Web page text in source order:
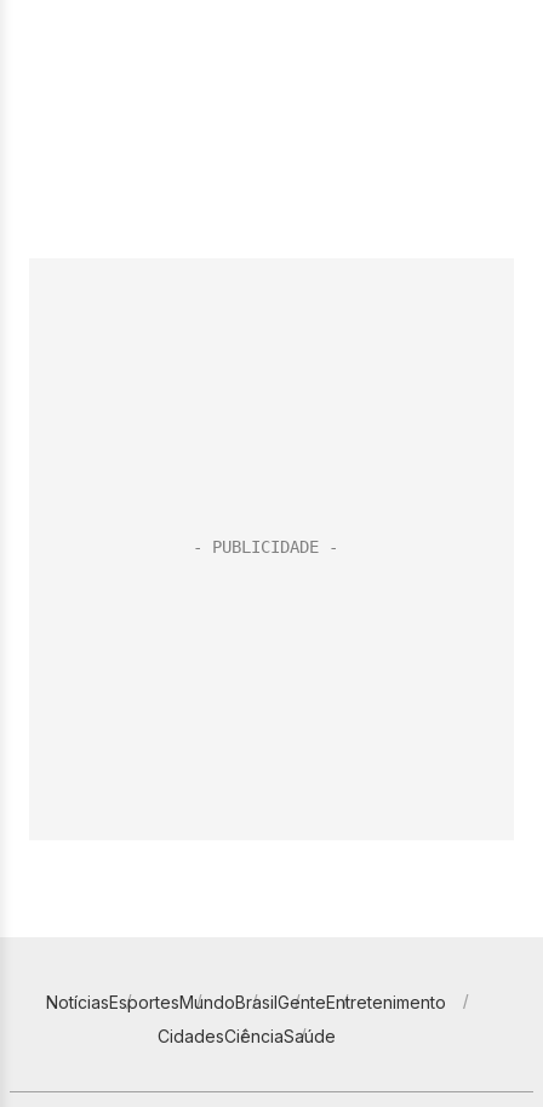
NotíciasEsportesMundoBrasilGenteEntretenimento
CidadesCiênciaSaúde